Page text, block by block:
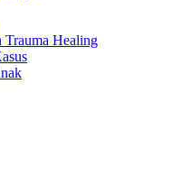
Trauma Healing